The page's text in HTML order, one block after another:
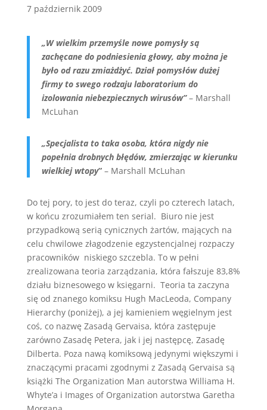
7 październik 2009
„W wielkim przemyśle nowe pomysły są
zachęcane do podniesienia głowy, aby można je
było od razu zmiażdżyć. Dział pomysłów dużej
firmy to swego rodzaju laboratorium do
izolowania niebezpiecznych wirusów”– Marshall
McLuhan
„Specjalista to taka osoba, która nigdy nie
popełnia drobnych błędów, zmierzając w kierunku
wielkiej wtopy” – Marshall McLuhan
Do tej pory, to jest do teraz, czyli po czterech latach,
w końcu zrozumiałem ten serial. Biuro nie jest
przypadkową serią cynicznych żartów, mających na
celu chwilowe złagodzenie egzystencjalnej rozpaczy
pracowników niskiego szczebla. To w pełni
zrealizowana teoria zarządzania, która fałszuje 83,8%
działu biznesowego w księgarni. Teoria ta zaczyna
się od znanego komiksu Hugh MacLeoda, Company
Hierarchy (poniżej), a jej kamieniem węgielnym jest
coś, co nazwę Zasadą Gervaisa, która zastępuje
zarówno Zasadę Petera, jak i jej następcę, Zasadę
Dilberta. Poza nawą komiksową jedynymi większymi i
znaczącymi pracami zgodnymi z Zasadą Gervaisa są
książki The Organization Man autorstwa Williama H.
Whyte’a i Images of Organization autorstwa Garetha